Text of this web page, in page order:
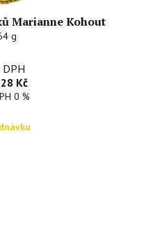
Marianne Kohout
g
DPH
Kč
0 %